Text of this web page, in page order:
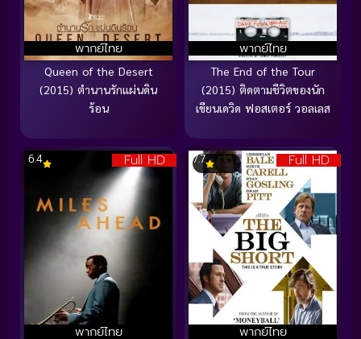
พากย์ไทย
Queen of the Desert
(2015) ตำนานรักแผ่นดิน
ร้อน
พากย์ไทย
The End of the Tour
(2015) ติดตามชีวิตของนัก
เขียนเดวิด ฟอสเตอร์ วอลเลส
Full HD
พากย์ไทย
6.4 Full HD
พากย์ไทย
7.7